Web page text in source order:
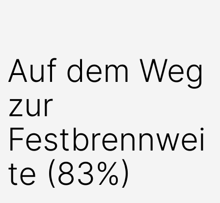
Auf dem Weg
zur
Festbrennwei
te (83%)